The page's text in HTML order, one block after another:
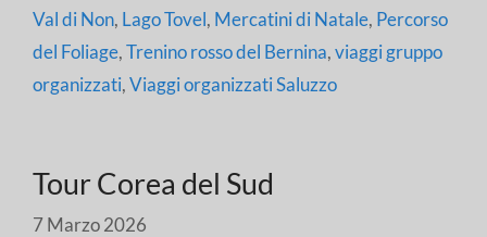
Val di Non, Lago Tovel, Mercatini di Natale, Percorso
del Foliage,Trenino rosso del Bernina,viaggi gruppo
organizzati,Viaggi organizzati Saluzzo
Tour Corea del Sud
7 Marzo 2026